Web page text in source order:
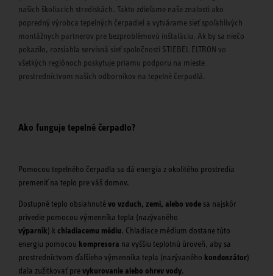
našich školiacich strediskách. Takto zdieľame naše znalosti ako
popredný výrobca tepelných čerpadiel a vytvárame sieť spoľahlivých
montážnych partnerov pre bezproblémovú inštaláciu. Ak by sa niečo
pokazilo, rozsiahla servisná sieť spoločnosti STIEBEL ELTRON vo
všetkých regiónoch poskytuje priamu podporu na mieste
prostredníctvom našich odborníkov na tepelné čerpadlá.
Ako funguje tepelné čerpadlo?
Pomocou tepelného čerpadla sa dá energia z okolitého prostredia
premeniť na teplo pre váš domov.
Dostupné teplo obsiahnutévo vzduch, zemi, alebo vode sa najskôr
privedie pomocou výmenníka tepla (nazývaného
výparník) k chladiacemu médiu. Chladiace médium dostane túto
energiu pomocou kompresora na vyššiu teplotnú úroveň, aby sa
prostredníctvom ďalšieho výmenníka tepla (nazývaného kondenzátor)
dala zužitkovať prevykurovanie alebo ohrev vody.